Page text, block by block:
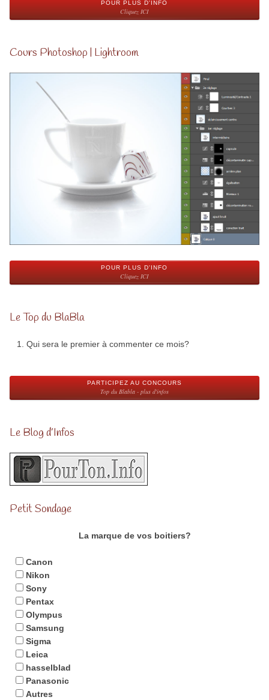
POUR PLUS D'INFO
Cliquez ICI
Cours Photoshop | Lightroom
POUR PLUS D'INFO
Cliquez ICI
Le Top du BlaBla
Qui sera le premier à commenter ce mois?
PARTICIPEZ AU CONCOURS
Top du Blabla - plus d'infos
Le Blog d’Infos
Petit Sondage
La marque de vos boitiers?
Canon
Nikon
Sony
Pentax
Olympus
Samsung
Sigma
Leica
hasselblad
Panasonic
Autres